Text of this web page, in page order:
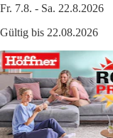
Fr. 7.8. - Sa. 22.8.2026
Gültig bis 22.08.2026